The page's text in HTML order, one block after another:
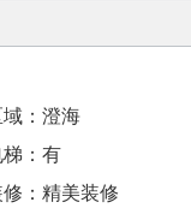
域：澄海
梯：有
修：精美装修